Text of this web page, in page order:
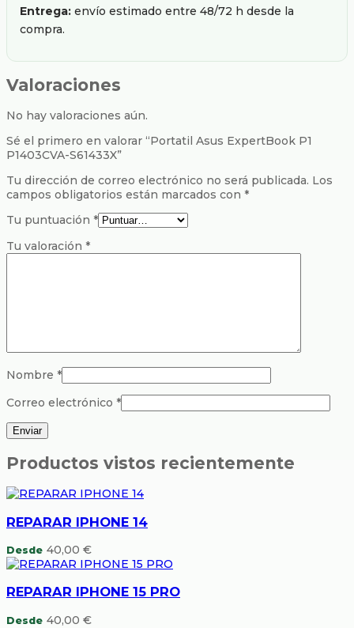
Entrega: envío estimado entre 48/72 h desde la
compra.
Valoraciones
No hay valoraciones aún.
Sé el primero en valorar “Portatil Asus ExpertBook P1
P1403CVA-S61433X”
Tu dirección de correo electrónico no será publicada. Los
campos obligatorios están marcados con *
Tu puntuación *
Tu valoración *
Nombre *
Correo electrónico *
Productos vistos recientemente
REPARAR IPHONE 14
Desde 40,00 €
REPARAR IPHONE 15 PRO
Desde 40,00 €